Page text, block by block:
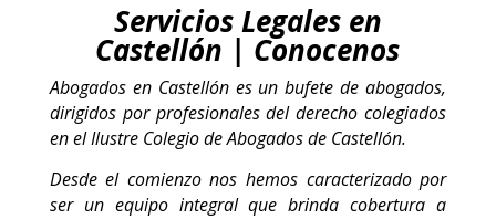
Servicios Legales en
Castellón | Conocenos
Abogados en Castellón es un bufete de abogados,
dirigidos por profesionales del derecho colegiados
en el Ilustre Colegio de Abogados de Castellón.
Desde el comienzo nos hemos caracterizado por
ser un equipo integral que brinda cobertura a